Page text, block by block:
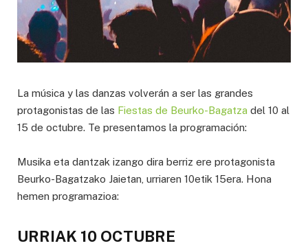
La música y las danzas volverán a ser las grandes
protagonistas de las Fiestas de Beurko-Bagatza del 10 al
15 de octubre. Te presentamos la programación:
Musika eta dantzak izango dira berriz ere protagonista
Beurko-Bagatzako Jaietan, urriaren 10etik 15era. Hona
hemen programazioa:
URRIAK 10 OCTUBRE